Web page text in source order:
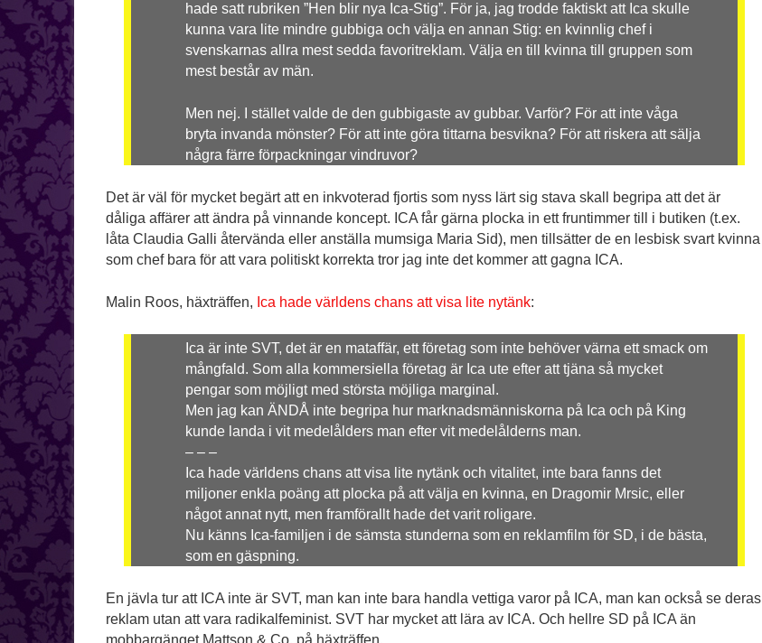
hade satt rubriken ”Hen blir nya Ica-Stig”. För ja, jag trodde faktiskt att Ica skulle
kunna vara lite mindre gubbiga och välja en annan Stig: en kvinnlig chef i
svenskarnas allra mest sedda favoritreklam. Välja en till kvinna till gruppen som
mest består av män.
Men nej. I stället valde de den gubbigaste av gubbar. Varför? För att inte våga
bryta invanda mönster? För att inte göra tittarna besvikna? För att riskera att sälja
några färre förpackningar vindruvor?
Det är väl för mycket begärt att en inkvoterad fjortis som nyss lärt sig stava skall begripa att det är
dåliga affärer att ändra på vinnande koncept. ICA får gärna plocka in ett fruntimmer till i butiken (t.ex.
låta Claudia Galli återvända eller anställa mumsiga Maria Sid), men tillsätter de en lesbisk svart kvinna
som chef bara för att vara politiskt korrekta tror jag inte det kommer att gagna ICA.
Malin Roos, häxträffen, Ica hade världens chans att visa lite nytänk:
Ica är inte SVT, det är en mataffär, ett företag som inte behöver värna ett smack om
mångfald. Som alla kommersiella företag är Ica ute efter att tjäna så mycket
pengar som möjligt med största möjliga marginal.
Men jag kan ÄNDÅ inte begripa hur marknadsmänniskorna på Ica och på King
kunde landa i vit medelålders man efter vit medelålderns man.
– – –
Ica hade världens chans att visa lite nytänk och vitalitet, inte bara fanns det
miljoner enkla poäng att plocka på att välja en kvinna, en Dragomir Mrsic, eller
något annat nytt, men framförallt hade det varit roligare.
Nu känns Ica-familjen i de sämsta stunderna som en reklamfilm för SD, i de bästa,
som en gäspning.
En jävla tur att ICA inte är SVT, man kan inte bara handla vettiga varor på ICA, man kan också se deras
reklam utan att vara radikalfeminist. SVT har mycket att lära av ICA. Och hellre SD på ICA än
mobbargänget Mattson & Co. på häxträffen.